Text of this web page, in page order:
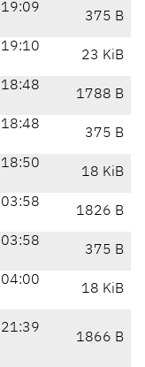
375 B
23 KiB
1788 B
375 B
18 KiB
1826 B
375 B
18 KiB
1866 B